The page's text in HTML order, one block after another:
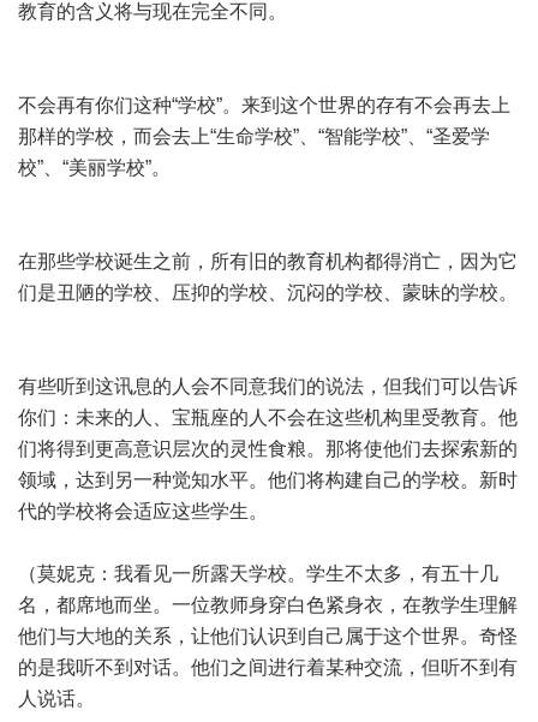
教育的含义将与现在完全不同。
不会再有你们这种“学校”。来到这个世界的存有不会再去上
那样的学校，而会去上“生命学校”、“智能学校”、“圣爱学
校”、“美丽学校”。
在那些学校诞生之前，所有旧的教育机构都得消亡，因为它
们是丑陋的学校、压抑的学校、沉闷的学校、蒙昧的学校。
有些听到这讯息的人会不同意我们的说法，但我们可以告诉
你们：未来的人、宝瓶座的人不会在这些机构里受教育。他
们将得到更高意识层次的灵性食粮。那将使他们去探索新的
领域，达到另一种觉知水平。他们将构建自己的学校。新时
代的学校将会适应这些学生。
（莫妮克：我看见一所露天学校。学生不太多，有五十几
名，都席地而坐。一位教师身穿白色紧身衣，在教学生理解
他们与大地的关系，让他们认识到自己属于这个世界。奇怪
的是我听不到对话。他们之间进行着某种交流，但听不到有
人说话。